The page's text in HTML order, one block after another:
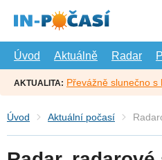
hlavní
Úvod
Aktuálně Radar
AKTUALITA: Převážně slunečno
Úvod Aktuální počasí